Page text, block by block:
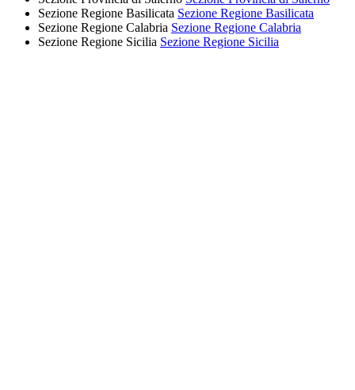
Sezione Regione Basilicata Sezione Regione Basilicata
Sezione Regione Calabria Sezione Regione Calabria
Sezione Regione Sicilia Sezione Regione Sicilia